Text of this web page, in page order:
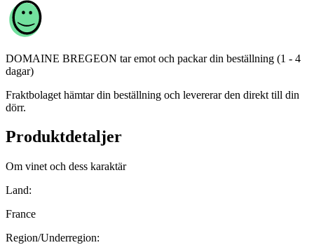
DOMAINE BREGEON tar emot och packar din beställning (1 - 4
dagar)
Fraktbolaget hämtar din beställning och levererar den direkt till din
dörr.
Produktdetaljer
Om vinet och dess karaktär
Land:
France
Region/Underregion: